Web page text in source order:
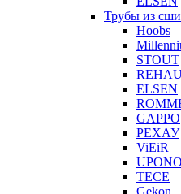
Трубы из
Hoobs
STOUT
ELSEN
GAPPO
РЕХАУ
ViEiR
TECE
Gekon